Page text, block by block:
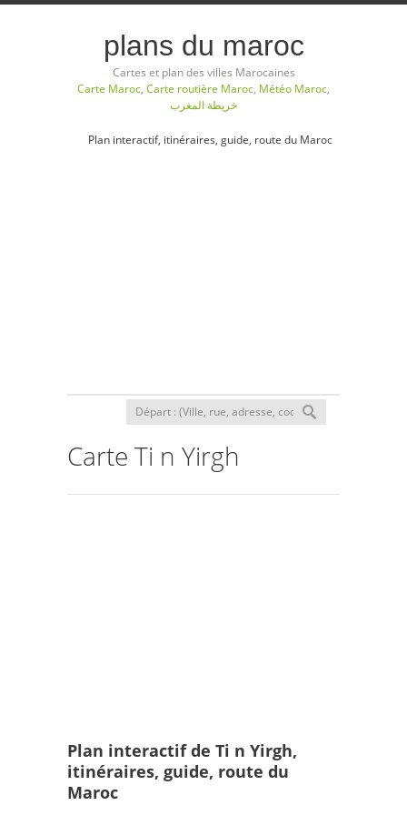
plans du maroc
Cartes et plan des villes Marocaines
Carte Maroc, Carte routière Maroc, Météo Maroc,
خريطة المغرب
Plan interactif, itinéraires, guide, route du Maroc
Carte Ti n Yirgh
Plan interactif de Ti n Yirgh,
itinéraires, guide, route du
Maroc